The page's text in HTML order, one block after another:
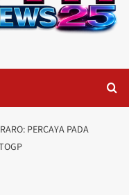
PERCAYA PADA